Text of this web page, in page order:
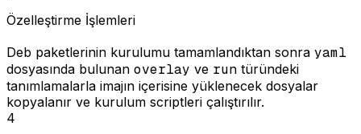
Özelleştirme İşlemleri
Deb paketlerinin kurulumu tamamlandıktan sonra yaml
dosyasında bulunan overlay ve run türündeki
tanımlamalarla imajın içerisine yüklenecek dosyalar
kopyalanır ve kurulum scriptleri çalıştırılır.
4